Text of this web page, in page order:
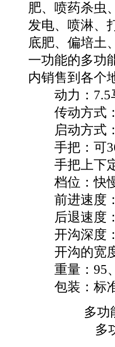
肥、喷药杀虫
发电、喷淋、
底肥、偏培土
一功能的多功
内销售到各个
动力：7.5马
传动方式：
启动方式
手把：可
手把上下定
档位：快慢
前进速度：
后退速度：
开沟深度：
开沟的宽度
重量：95、
包装：标
多功
多